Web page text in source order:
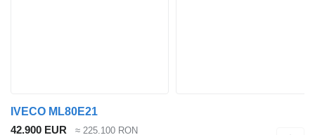
IVECO ML80E21
42.900 EUR
≈ 225.100 RON